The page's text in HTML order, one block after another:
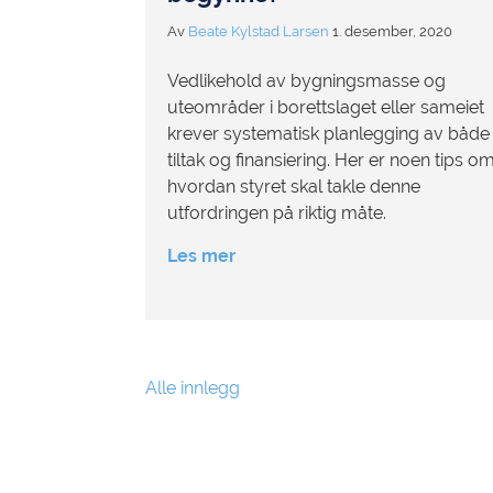
Av Beate Kylstad Larsen 1. desember, 2020
Vedlikehold av bygningsmasse og
uteområder i borettslaget eller sameiet
krever systematisk planlegging av både
tiltak og finansiering. Her er noen tips
hvordan styret skal takle denne
utfordringen på riktig måte.
Les mer
Alle innlegg